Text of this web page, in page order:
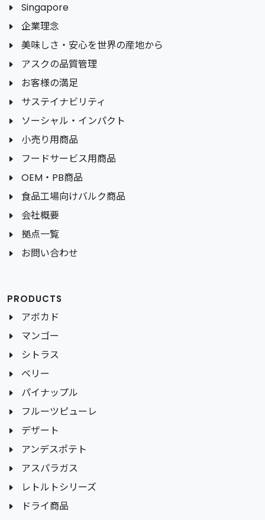
Singapore
企業理念
美味しさ・安心を世界の産地から
アスクの品質管理
お客様の満足
サステイナビリティ
ソーシャル・インパクト
小売り用商品
フードサービス用商品
OEM・PB商品
食品工場向けバルク商品
会社概要
拠点一覧
お問い合わせ
PRODUCTS
アボカド
マンゴー
シトラス
ベリー
パイナップル
フルーツピューレ
デザート
アンデスポテト
アスパラガス
レトルトシリーズ
ドライ商品